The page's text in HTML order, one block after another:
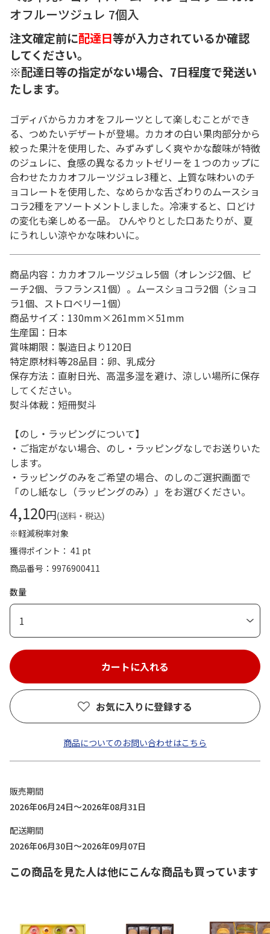
オフルーツジュレ 7個入
注文確定前に配達日等が入力されているか確認
してください。
※配達日等の指定がない場合、7日程度で発送い
たします。
ゴディバからカカオをフルーツとして楽しむことができ
る、つめたいデザートが登場。カカオの白い果肉部分から
絞った果汁を使用した、みずみずしく爽やかな酸味が特徴
のジュレに、食感の異なるカットゼリーを１つのカップに
合わせたカカオフルーツジュレ3種と、上質な味わいのチ
ョコレートを使用した、なめらかな舌ざわりのムースショ
コラ2種をアソートメントしました。冷凍すると、口どけ
の変化も楽しめる一品。 ひんやりとした口あたりが、夏
にうれしい涼やかな味わいに。
商品内容：カカオフルーツジュレ5個（オレンジ2個、ピ
ーチ2個、ラフランス1個）。ムースショコラ2個（ショコ
ラ1個、ストロベリー1個）
商品サイズ：130mm×261mm×51mm
生産国：日本
賞味期限：製造日より120日
特定原材料等28品目：卵、乳成分
保存方法：直射日光、高温多湿を避け、涼しい場所に保存
してください。
熨斗体裁：短冊熨斗
【のし・ラッピングについて】
・ご指定がない場合、のし・ラッピングなしでお送りいた
します。
・ラッピングのみをご希望の場合、のしのご選択画面で
「のし紙なし（ラッピングのみ）」をお選びください。
4,120円(送料・税込)
※軽減税率対象
獲得ポイント： 41 pt
商品番号
9976900411
数量
1
お気に入りに登録する
商品についてのお問い合わせはこちら
販売期間
2026年06月24日～2026年08月31日
配送期間
2026年06月30日～2026年09月07日
この商品を見た人は他にこんな商品も買っています